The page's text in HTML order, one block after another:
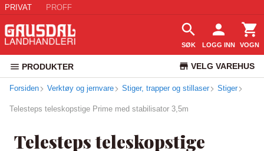
PRIVAT PROFF
SØK LOGG INN VOGN
PRODUKTER VELG VAREHUS
KUNDESERVICE
Forsiden Verktøy og jernvare Stiger, trapper og stillaser Stiger
Telesteps teleskopstige Prime med stabilisator 3,5m
Telesteps teleskopstige